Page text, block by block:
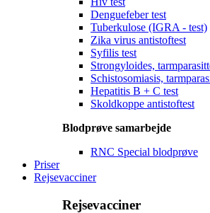
Denguefeber test
Tuberkulose (IGRA - test)
Zika virus antistoftest
Syfilis test
Strongyloides,
Schistosomiasis,
Hepatitis B + C test
Skoldkoppe antistoftest
Blodprøve samarbejde
RNC Special blodprøve
Priser
Rejsevacciner
Rejsevacciner